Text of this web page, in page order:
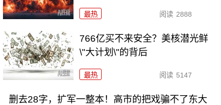
最热 阅读 2888
766亿买不来安全？美核潜光鲜
\"大计划\"的背后
最热 阅读 5147
删去28字，扩军一整本！高市的把戏骗不了东大